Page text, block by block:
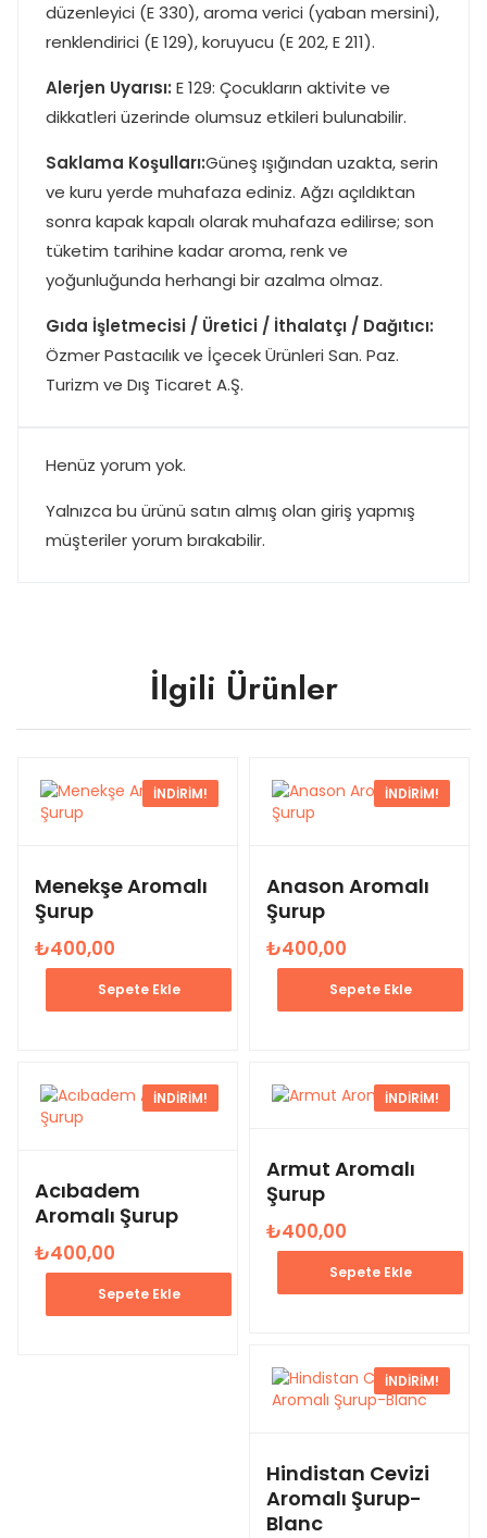
düzenleyici (E 330), aroma verici (yaban mersini),
renklendirici (E 129), koruyucu (E 202, E 211).
Alerjen Uyarısı: E 129: Çocukların aktivite ve
dikkatleri üzerinde olumsuz etkileri bulunabilir.
Saklama Koşulları:Güneş ışığından uzakta, serin
ve kuru yerde muhafaza ediniz. Ağzı açıldıktan
sonra kapak kapalı olarak muhafaza edilirse; son
tüketim tarihine kadar aroma, renk ve
yoğunluğunda herhangi bir azalma olmaz.
Gıda İşletmecisi / Üretici / İthalatçı / Dağıtıcı:
Özmer Pastacılık ve İçecek Ürünleri San. Paz.
Turizm ve Dış Ticaret A.Ş.
Henüz yorum yok.
Yalnızca bu ürünü satın almış olan giriş yapmış
müşteriler yorum bırakabilir.
İlgili Ürünler
İNDIRIM!
Menekşe Aromalı
Şurup
₺400,00
Sepete Ekle
İNDIRIM!
Anason Aromalı
Şurup
₺400,00
Sepete Ekle
İNDIRIM!
Acıbadem
Aromalı Şurup
₺400,00
Sepete Ekle
İNDIRIM!
Armut Aromalı
Şurup
₺400,00
Sepete Ekle
İNDIRIM!
Hindistan Cevizi
Aromalı Şurup-
Blanc